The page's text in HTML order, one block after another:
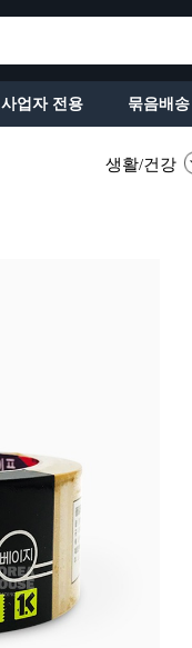
사업자 전용 묶음배송
생활/건강